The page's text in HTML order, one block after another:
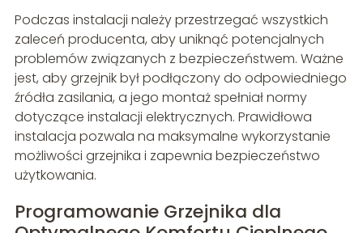
Podczas instalacji należy przestrzegać wszystkich
zaleceń producenta, aby uniknąć potencjalnych
problemów związanych z bezpieczeństwem. Ważne
jest, aby grzejnik był podłączony do odpowiedniego
źródła zasilania, a jego montaż spełniał normy
dotyczące instalacji elektrycznych. Prawidłowa
instalacja pozwala na maksymalne wykorzystanie
możliwości grzejnika i zapewnia bezpieczeństwo
użytkowania.
Programowanie Grzejnika dla